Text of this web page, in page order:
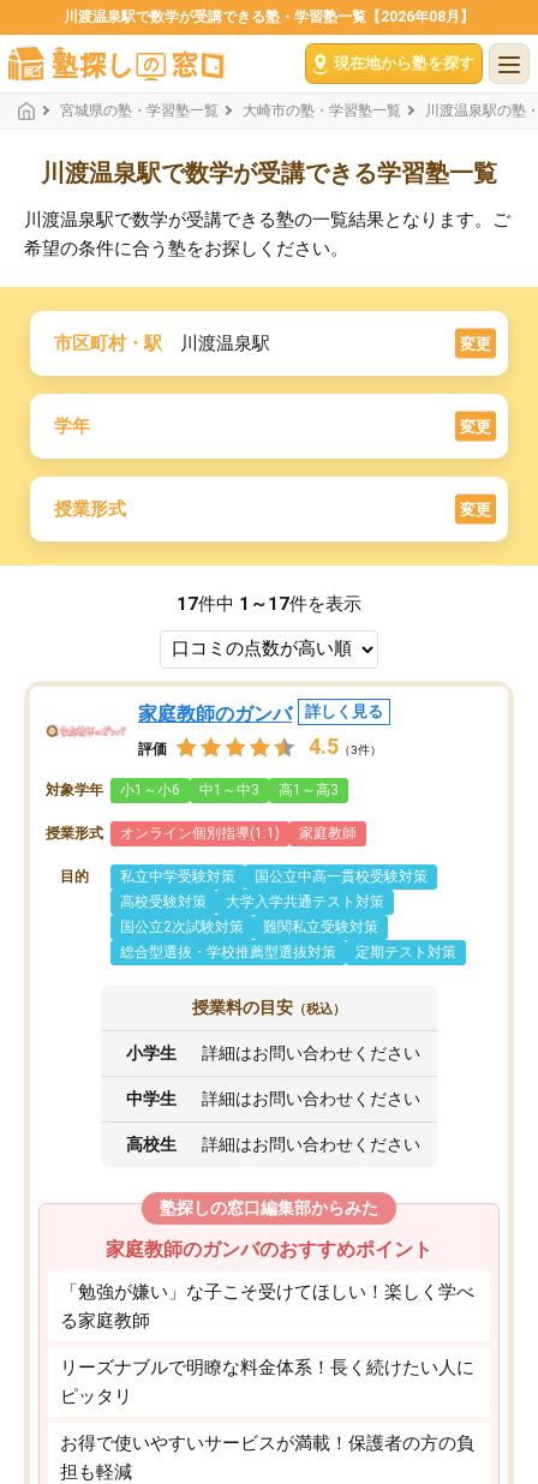
川渡温泉駅で数学が受講できる塾・学習塾一覧【2026年08月】
現在地から塾を探す
宮城県の塾・学習塾一覧 大崎市の塾・学習塾一覧 川渡温泉駅の塾
川渡温泉駅で数学が受講できる学習塾一覧
川渡温泉駅で数学が受講できる塾の一覧結果となります。ご
希望の条件に合う塾をお探しください。
市区町村・駅 川渡温泉駅 変更
学年 変更
授業形式 変更
17件中 1～17件を表示
家庭教師のガンバ 詳しく見る
評価 4.5 （3件）
対象学年 小1～小6 中1～中3 高1～高3
授業形式 オンライン個別指導(1:1) 家庭教師
目的 私立中学受験対策
国公立中高一貫校受験対策
高校受験対策
大学入学共通テスト対策
国公立2次試験対策
難関私立受験対策
総合型選抜・学校推薦型選抜対策
定期テスト対策
授業料の目安 （税込）
小学生 詳細はお問い合わせください
中学生 詳細はお問い合わせください
高校生 詳細はお問い合わせください
塾探しの窓口編集部からみた
家庭教師のガンバのおすすめポイント
「勉強が嫌い」な子こそ受けてほしい！楽しく学べ
る家庭教師
リーズナブルで明瞭な料金体系！長く続けたい人に
ピッタリ
お得で使いやすいサービスが満載！保護者の方の負
担も軽減